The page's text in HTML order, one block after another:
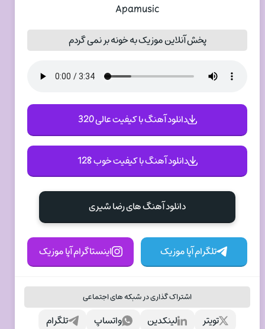
Apamusic
پخش آنلاین موزیک به خونه بر نمی گردم
دانلود آهنگ با کیفیت عالی 320
دانلود آهنگ با کیفیت خوب 128
دانلود آهنگ های رضا شیری
تلگرام آپا موزیک اینستاگرام آپا موزیک
اشتراک گذاری در شبکه های اجتماعی
تلگرام واتساپ لینکدین
تویتر